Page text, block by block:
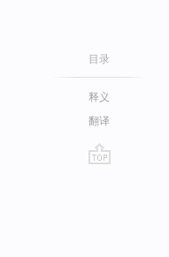
目录
释义
翻译